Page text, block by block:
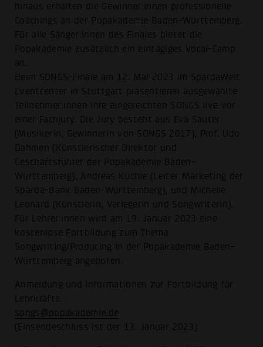
hinaus erhalten die Gewinner:innen professionelle
Coachings an der Popakademie Baden-Württemberg.
Für alle Sänger:innen des Finales bietet die
Popakademie zusätzlich ein eintägiges Vocal-Camp
an.
Beim SONGS-Finale am 12. Mai 2023 im SpardaWelt
Eventcenter in Stuttgart präsentieren ausgewählte
Teilnehmer:innen ihre eingereichten SONGS live vor
einer Fachjury. Die Jury besteht aus Eva Sauter
(Musikerin, Gewinnerin von SONGS 2017), Prof. Udo
Dahmen (Künstlerischer Direktor und
Geschäftsführer der Popakademie Baden-
Württemberg), Andreas Küchle (Leiter Marketing der
Sparda-Bank Baden-Württemberg), und Michelle
Leonard (Künstlerin, Verlegerin und Songwriterin).
Für Lehrer:innen wird am 19. Januar 2023 eine
kostenlose Fortbildung zum Thema
Songwriting/Producing in der Popakademie Baden-
Württemberg angeboten.
Anmeldung und Informationen zur Fortbildung für
Lehrkräfte:
songs@popakademie.de
(Einsendeschluss ist der 13. Januar 2023)